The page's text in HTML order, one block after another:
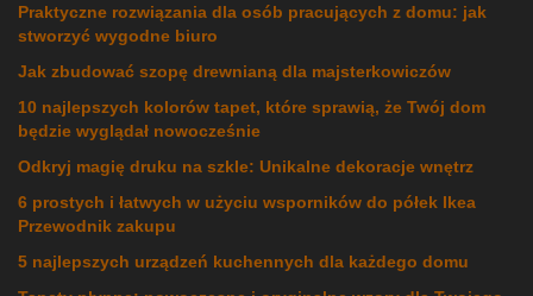
Praktyczne rozwiązania dla osób pracujących z domu: jak
stworzyć wygodne biuro
Jak zbudować szopę drewnianą dla majsterkowiczów
10 najlepszych kolorów tapet, które sprawią, że Twój dom
będzie wyglądał nowocześnie
Odkryj magię druku na szkle: Unikalne dekoracje wnętrz
6 prostych i łatwych w użyciu wsporników do półek Ikea
Przewodnik zakupu
5 najlepszych urządzeń kuchennych dla każdego domu